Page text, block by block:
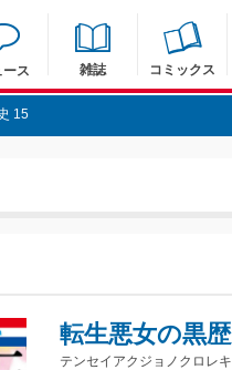
ース 雑誌 コミックス
15
転生悪女の黒
テンセイアクジョノクロレ